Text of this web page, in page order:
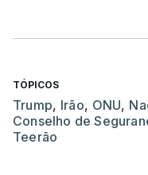
TÓPICOS
Trump, Irão, ONU,
Conselho de
Teerão